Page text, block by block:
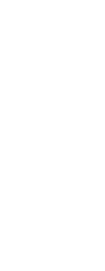
عن طريق
الحافة العمياء